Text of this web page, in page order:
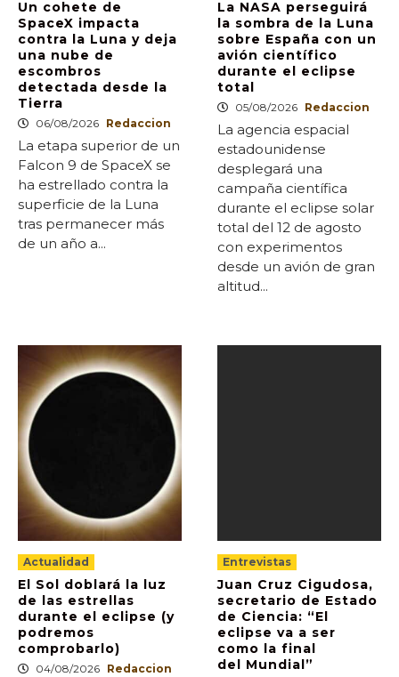
Un cohete de
SpaceX impacta
contra la Luna y deja
una nube de
escombros
detectada desde la
Tierra
06/08/2026 Redaccion
La etapa superior de un
Falcon 9 de SpaceX se
ha estrellado contra la
superficie de la Luna
tras permanecer más
de un año a...
La NASA perseguirá
la sombra de la Luna
sobre España con un
avión científico
durante el eclipse
total
05/08/2026 Redaccion
La agencia espacial
estadounidense
desplegará una
campaña científica
durante el eclipse solar
total del 12 de agosto
con experimentos
desde un avión de gran
altitud...
Actualidad
El Sol doblará la luz
de las estrellas
durante el eclipse (y
podremos
comprobarlo)
04/08/2026 Redaccion
Entrevistas
Juan Cruz Cigudosa,
secretario de Estado
de Ciencia: “El
eclipse va a ser
como la final
del Mundial”